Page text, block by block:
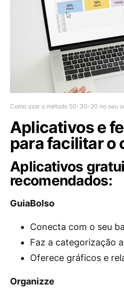
Como usar o método 50-30-20 no seu
Aplicativos e
para facilitar o
Aplicativos
recomendados:
GuiaBolso
Conecta com o seu
Faz a categorização
Oferece gráficos e
Organizze